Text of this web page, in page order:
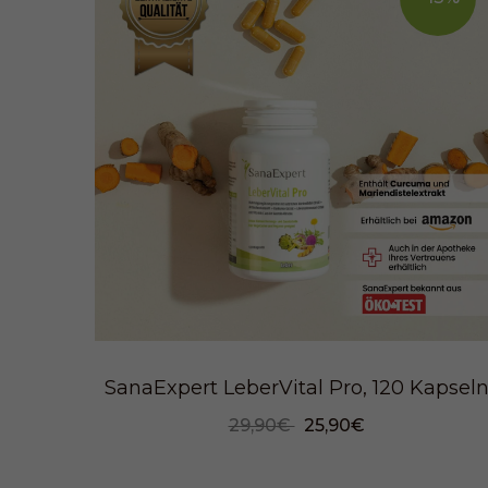
SanaExpert LeberVital Pro, 120 Kapseln
29,90€ 25,90€